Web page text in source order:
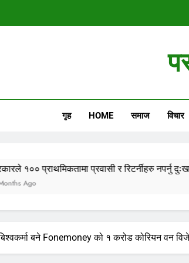
गृह HOME समाज विचार
प्रवासी र रिटर्नीहरु नपर्नु दुःखद
बने Fonemoney को १ करोड कोरियन वन